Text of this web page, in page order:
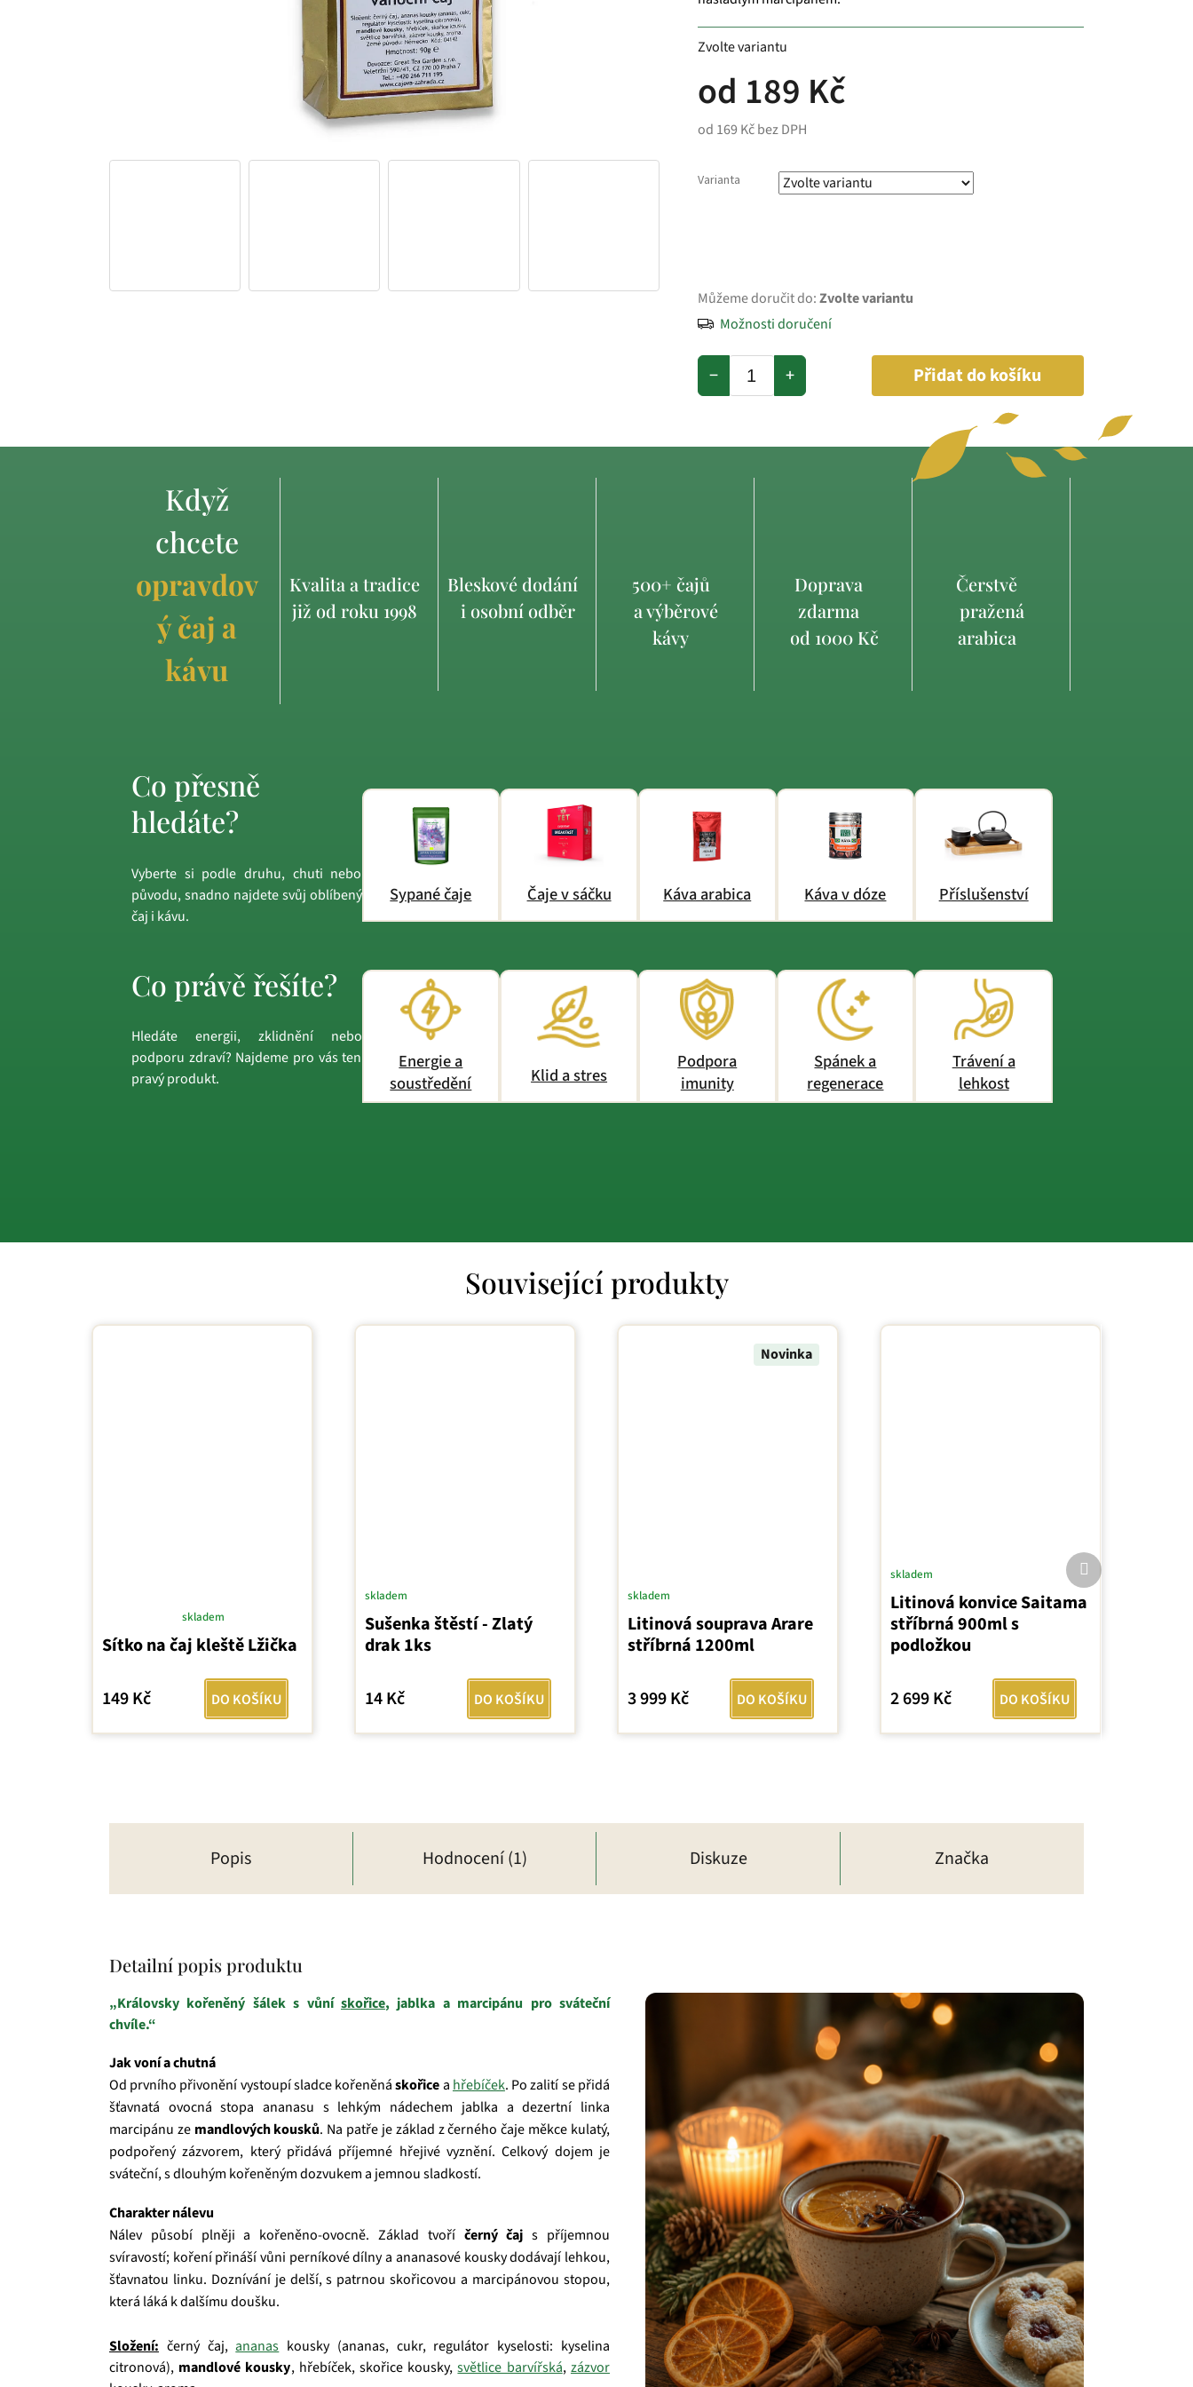
od 189 Kč
od 169 Kčbez DPH
Zvolte variantu
Varianta
Můžeme doručit do:Zvolte variantu
Možnosti doručení
+
− Přidat do košíku
Když
chcete
opravdov
ý čaj a
kávu
Kvalita a tradice
již od roku 1998
Bleskové dodání
i osobní odběr
500+ čajů
a výběrové
kávy
Doprava
zdarma
od 1000 Kč
Čerstvě
pražená
arabica
Co přesně
hledáte?
Vyberte si podle druhu, chuti nebo
původu, snadno najdete svůj oblíbený
čaj i kávu.
Sypané čaje Čaje v sáčku Káva arabica Káva v dóze Příslušenství
Co právě řešíte?
Hledáte energii, zklidnění nebo
podporu zdraví? Najdeme pro vás ten
pravý produkt.
Energie a
soustředění
Klid a stres
Podpora
imunity
Spánek a
regenerace
Trávení a
lehkost
Související produkty
Sítko na čaj kleště Lžička
hodnocení
je
z
skladem
149 Kč DO KOŠÍKU
Sušenka štěstí - Zlatý
drak 1ks
skladem
14 Kč DO KOŠÍKU
Novinka
Litinová souprava Arare
stříbrná 1200ml
skladem
3 999 Kč DO KOŠÍKU
Litinová konvice Saitama
stříbrná 900ml s
podložkou
skladem
2 699 Kč DO KOŠÍKU
Další
produkt
Popis Hodnocení (1) Diskuze Značka
Detailní popis produktu
„Královsky kořeněný šálek s vůní skořice, jablka a marcipánu pro sváteční
chvíle.“
Jak voní a chutná
Od prvního přivonění vystoupí sladce kořeněnáskořicea hřebíček. Po zalití se přidá
šťavnatá ovocná stopa ananasu s lehkým nádechem jablka a dezertní linka
marcipánu ze mandlových kousků. Na patře je základ z černého čaje měkce kulatý,
podpořený zázvorem, který přidává příjemné hřejivé vyznění. Celkový dojem je
sváteční, s dlouhým kořeněným dozvukem a jemnou sladkostí.
Charakter nálevu
Nálev působí plněji a kořeněno‑ovocně. Základ tvoří černý čaj s příjemnou
svíravostí; koření přináší vůni perníkové dílny a ananasové kousky dodávají lehkou,
šťavnatou linku. Doznívání je delší, s patrnou skořicovou a marcipánovou stopou,
která láká k dalšímu doušku.
Složení: černý čaj, ananas kousky (ananas, cukr, regulátor kyselosti: kyselina
citronová), mandlové kousky, hřebíček, skořice kousky,světlice barvířská, zázvor